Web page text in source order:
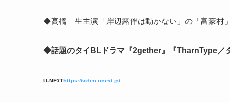
◆高橋一生主演「岸辺露伴は動かない」の「富豪村
◆話題のタイBLドラマ『2gether』『TharnType／
U-NEXThttps://video.unext.jp/